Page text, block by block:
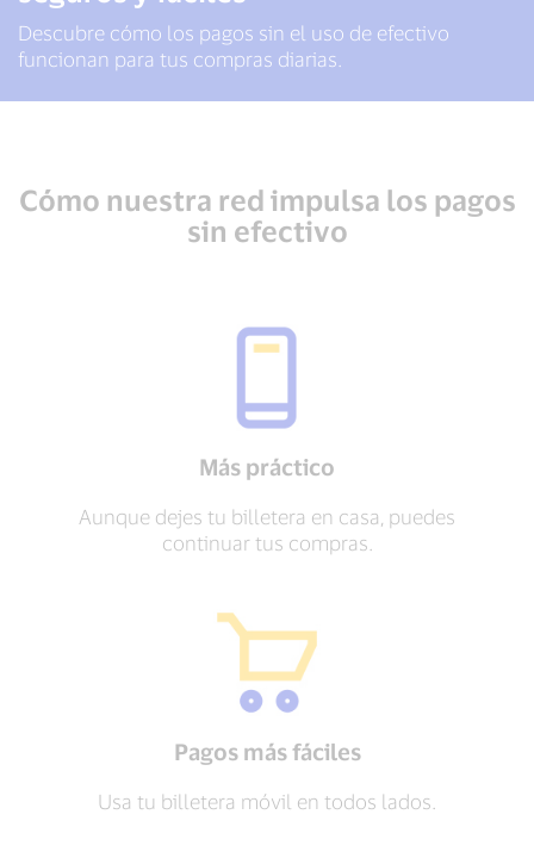
Descubre cómo los pagos sin el uso de efectivo
funcionan para tus compras diarias.
Cómo nuestra red impulsa los pagos
sin efectivo
Más práctico
Aunque dejes tu billetera en casa, puedes
continuar tus compras.
Pagos más fáciles
Usa tu billetera móvil en todos lados.